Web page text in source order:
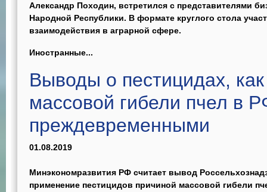
Александр Походин, встретился с представителями
Народной Республики. В формате круглого стола
взаимодействия в аграрной сфере.
Иностранные...
Выводы о пестицидах,
массовой гибели пчел в
преждевременными
01.08.2019
Минэкономразвития РФ считает вывод
применение пестицидов причиной массовой гибели